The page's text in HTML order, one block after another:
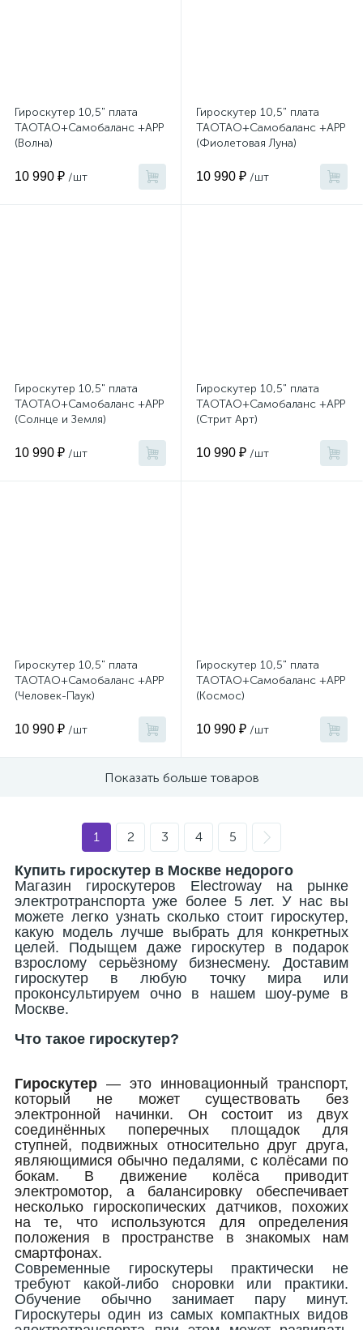
Гироскутер 10,5" плата
TAOTAO+Самобаланс +APP
(Волна)
10 990 ₽ /шт
Гироскутер 10,5" плата
TAOTAO+Самобаланс +APP
(Фиолетовая Луна)
10 990 ₽ /шт
Гироскутер 10,5" плата
TAOTAO+Самобаланс +APP
(Солнце и Земля)
10 990 ₽ /шт
Гироскутер 10,5" плата
TAOTAO+Самобаланс +APP
(Стрит Арт)
10 990 ₽ /шт
Гироскутер 10,5" плата
TAOTAO+Самобаланс +APP
(Человек-Паук)
10 990 ₽ /шт
Гироскутер 10,5" плата
TAOTAO+Самобаланс +APP
(Космос)
10 990 ₽ /шт
Показать больше товаров
1 2 3 4 5
Купить гироскутер в Москве недорого
Магазин гироскутеров Electroway на рынке
электротранспорта уже более 5 лет. У нас вы
можете легко узнать сколько стоит гироскутер,
какую модель лучше выбрать для конкретных
целей. Подыщем даже гироскутер в подарок
взрослому серьёзному бизнесмену. Доставим
гироскутер в любую точку мира или
проконсультируем очно в нашем шоу-руме в
Москве.
Что такое гироскутер?
Гироскутер — это инновационный транспорт,
который не может существовать без
электронной начинки. Он состоит из двух
соединённых поперечных площадок для
ступней, подвижных относительно друг друга,
являющимися обычно педалями, с колёсами по
бокам. В движение колёса приводит
электромотор, а балансировку обеспечивает
несколько гироскопических датчиков, похожих
на те, что используются для определения
положения в пространстве в знакомых нам
смартфонах.
Современные гироскутеры практически не
требуют какой-либо сноровки или практики.
Обучение обычно занимает пару минут.
Гироскутеры один из самых компактных видов